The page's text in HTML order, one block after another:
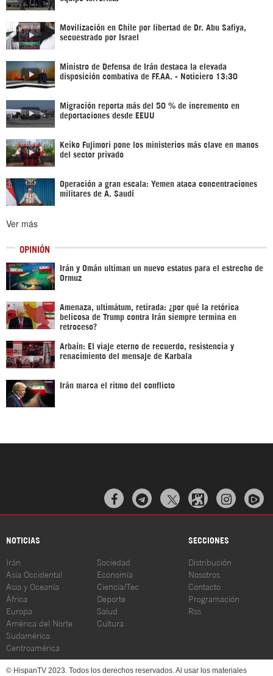
Movilización en Chile por libertad de Dr. Abu Safiya,
secuestrado por Israel
Ministro de Defensa de Irán destaca la elevada
disposición combativa de FF.AA. - Noticiero 13:30
Migración reporta más del 50 % de incremento en
deportaciones desde EEUU
Keiko Fujimori pone los ministerios más clave en manos
del sector privado
Operación a gran escala: Yemen ataca concentraciones
militares de A. Saudí
Ver más
OPINIÓN
Irán y Omán ultiman un nuevo estatus para el estrecho de
Ormuz
Amenaza, ultimátum, retirada: ¿por qué la retórica
belicosa de Trump contra Irán siempre termina en
retroceso?
Arbaín: El viaje eterno de recuerdo, resistencia y
renacimiento del mensaje de Karbala
Irán marca el ritmo del conflicto
  
NOTICIAS SECCIONES
Irán
Asia Occidental
Asia y Oceanía
África
Europa
América del Norte
Sudamérica
Centroamérica
Sociedad
Economía
Ciencia/Tec
Deporte
Salud
Cultura
Distribución
Nosotros
Contacto
Programación
Rss
© HispanTV 2023. Todos los derechos reservados. Al usar los materiales